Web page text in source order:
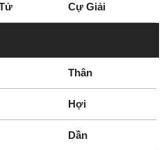
Cự Giải
Thân
Hợi
Dần